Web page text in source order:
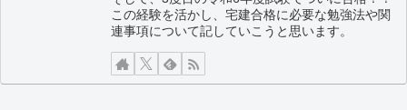
この経験を活かし、宅建合格に必要な勉強法や関
連事項について記していこうと思います。